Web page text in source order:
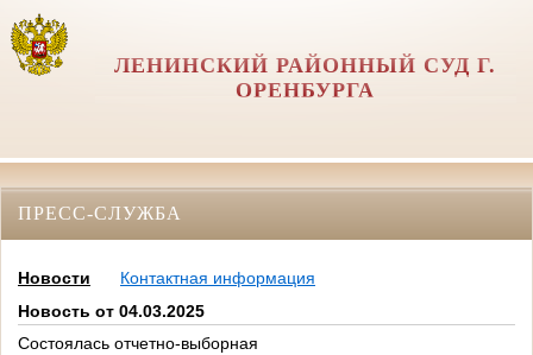
ЛЕНИНСКИЙ РАЙОННЫЙ СУД Г.
ОРЕНБУРГА
ПРЕСС-СЛУЖБА
Новости
Контактная информация
Новость от 04.03.2025
Состоялась отчетно-выборная